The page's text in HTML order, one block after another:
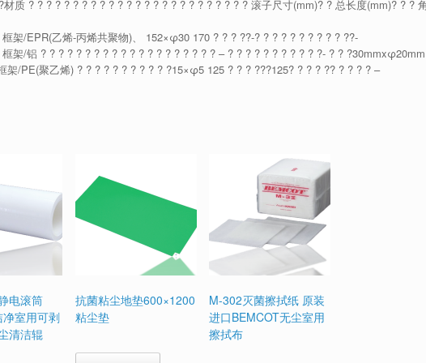
质 ? ? ? ? ? ? ? ? ? ? ? ? ? ? ? ? ? ? ? ? ? ? ? ? ? 滚子尺寸(mm)? ? 总长度(mm)? ? ?
架/EPR(乙烯-丙烯共聚物)、 152×φ30 170 ? ? ? ??-? ? ? ? ? ? ? ? ? ? ??-
架/铝 ? ? ? ? ? ? ? ? ? ? ? ? ? ? ? ? ? ? ? ? – ? ? ? ? ? ? ? ? ? ? ?- ? ? ?30mmxφ20mm
架/PE(聚乙烯) ? ? ? ? ? ? ? ? ? ? ?15×φ5 125 ? ? ? ???125? ? ? ? ?? ? ? ? ? –
电滚筒
净室用可剥
清洁辊
抗菌粘尘地垫600×1200
粘尘垫
M-302灭菌擦拭纸 原装
进口BEMCOT无尘室用
擦拭布